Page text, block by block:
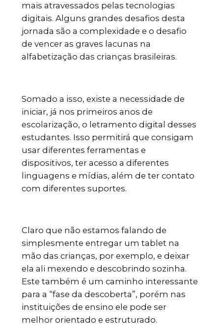
mais atravessados pelas tecnologias
digitais. Alguns grandes desafios desta
jornada são a complexidade e o desafio
de vencer as graves lacunas na
alfabetização das crianças brasileiras.
Somado a isso, existe a necessidade de
iniciar, já nos primeiros anos de
escolarização, o letramento digital desses
estudantes. Isso permitirá que consigam
usar diferentes ferramentas e
dispositivos, ter acesso a diferentes
linguagens e mídias, além de ter contato
com diferentes suportes.
Claro que não estamos falando de
simplesmente entregar um tablet na
mão das crianças, por exemplo, e deixar
ela ali mexendo e descobrindo sozinha.
Este também é um caminho interessante
para a “fase da descoberta”, porém nas
instituições de ensino ele pode ser
melhor orientado e estruturado.